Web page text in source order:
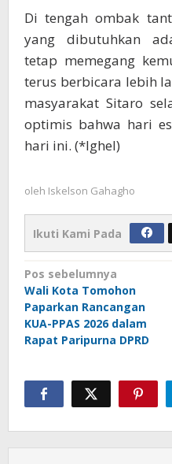
Di tengah ombak
yang dibutuhkan
tetap memegang
terus berbicara lebih
masyarakat Sitaro
optimis bahwa hari
hari ini. (*Ighel)
oleh Iskelson Gahagho
Ikuti Kami Pada
Navigasi
pos
Pos sebelumnya
Wali Kota Tomohon
Paparkan Rancangan
KUA-PPAS 2026 dalam
Rapat Paripurna DPRD